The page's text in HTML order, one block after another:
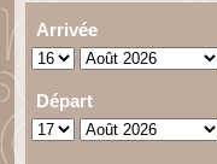
Arrivée
Départ